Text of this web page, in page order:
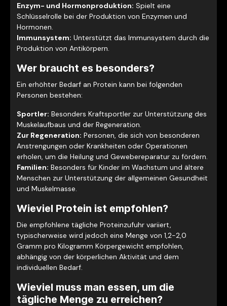
Enzym- und Hormonproduktion: Spielt eine
Schlüsselrolle bei der Produktion von Enzymen und
Hormonen.
Immunsystem: Unterstützt das Immunsystem durch die
Produktion von Antikörpern.
Wer braucht es besonders?
Ein erhöhter Bedarf an Protein kann bei folgenden
Personen bestehen:
Sportler: Besonders Kraftsportler zur Unterstützung des
Muskelaufbaus und der Regeneration.
Zur Regeneration: Personen, die sich von besonderen
Anstrengungen oder Krankheiten oder Operationen
erholen, um die Heilung und Gewebereparatur zu fördern.
Familien: Besonders für Kinder im Wachstum und ältere
Menschen zur Unterstützung der allgemeinen Gesundheit
und Muskelmasse.
Wieviel Protein ist empfohlen?
Die empfohlene tägliche Proteinzufuhr variiert,
typischerweise wird jedoch eine Menge von 1,2-2,0
Gramm pro Kilogramm Körpergewicht empfohlen,
abhängig von der körperlichen Aktivität und dem
individuellen Bedarf.
Wieviel muss man essen, um die
tägliche Menge zu erreichen?